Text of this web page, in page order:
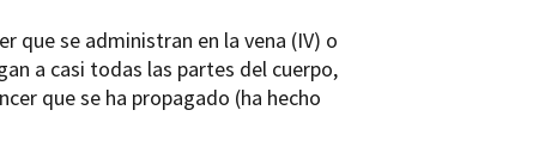
que se administran en la vena (IV) o
a casi todas las partes del cuerpo,
que se ha propagado (ha hecho